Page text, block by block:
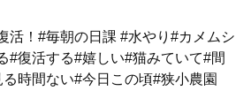
活！#毎朝の日課 #水やり#カメムシ
#復活する#嬉しい#猫みていて#間
時間ない#今日この頃#狭小農園